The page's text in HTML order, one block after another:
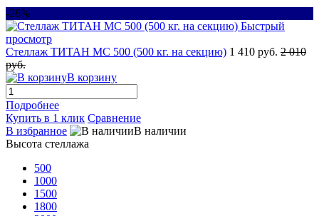
-28%
Быстрый
просмотр
Стеллаж ТИТАН МС 500 (500 кг. на секцию) 1 410 руб. 2 010
руб.
В корзину
Подробнее
Купить в 1 клик Сравнение
В избранное
В наличии
Высота стеллажа
500
1000
1500
1800